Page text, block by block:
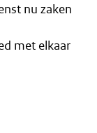
nu zaken
met elkaar